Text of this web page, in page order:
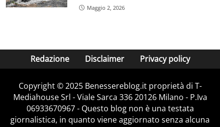
Maggio 2, 2026
Redazione Disclaimer Privacy policy
Copyright © 2025 Benessereblog.it proprietà di T-
Mediahouse Srl - Viale Sarca 336 20126 Milano - P.Iva
06933670967 - Questo blog non è una testata
giornalistica, in quanto viene aggiornato senza alcuna